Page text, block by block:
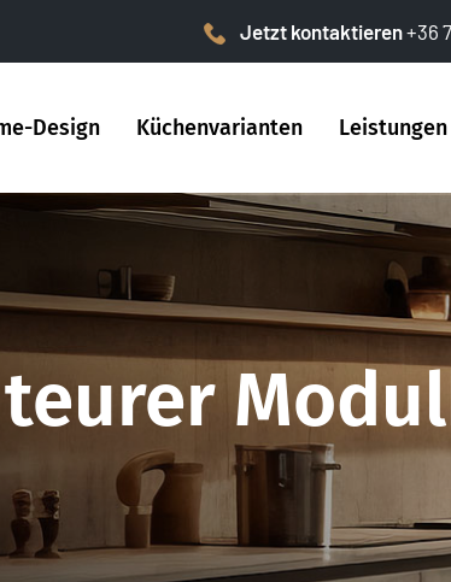
Jetzt kontaktieren+36
Design Küchenvarianten Leistungen